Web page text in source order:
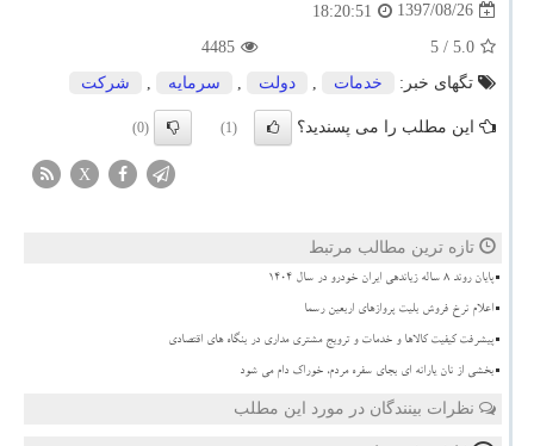
1397/08/26
18:20:51
5.0
/ 5
4485
تگهای خبر:
خدمات , دولت , سرمایه , شركت
این مطلب را می پسندید؟ (1)
(0)
X
تازه ترین مطالب مرتبط
پایان روند ۸ ساله زیاندهی ایران خودرو در سال ۱۴۰۴
اعلام نرخ فروش بلیت پروازهای اربعین رسما
پیشرفت کیفیت کالاها و خدمات و ترویج مشتری مداری در بنگاه های اقتصادی
بخشی از نان یارانه ای بجای سفره مردم، خوراک دام می شود
نظرات بینندگان در مورد این مطلب